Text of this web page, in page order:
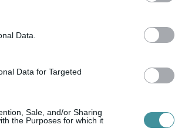
Data.
Data for Targeted
Sale, and/or Sharing
the Purposes for which it
egy gyönyörű,
ellentétben ez
hozzá.